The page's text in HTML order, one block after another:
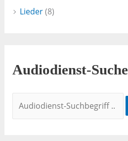
Lieder(8)
Audiodienst-Suche